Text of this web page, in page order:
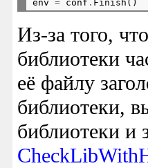
env = conf .
Из-за того,
библиотеки
её файлу
библиотеки,
библиотеки и